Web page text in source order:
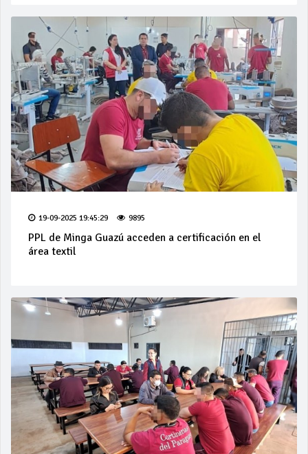
19-09-2025 19:45:29 9895
PPL de Minga Guazú acceden a certificación en el
área textil